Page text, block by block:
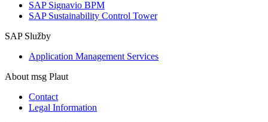
SAP Signavio BPM
SAP Sustainability Control Tower
SAP Služby
Application Management Services
About msg Plaut
Contact
Legal Information